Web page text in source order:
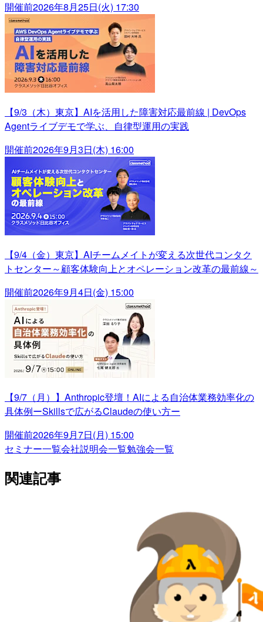
開催前2026年8月25日(火) 17:30
【9/3（木）東京】AIを活用した障害対応最前線 | DevOps
Agentライブデモで学ぶ、自律型運用の実践
開催前2026年9月3日(木) 16:00
【9/4（金）東京】AIチームメイトが変える次世代コンタク
トセンター～顧客体験向上とオペレーション改革の最前線～
開催前2026年9月4日(金) 15:00
【9/7（月）】Anthropic登壇！AIによる自治体業務効率化の
具体例ーSkillsで広がるClaudeの使い方ー
開催前2026年9月7日(月) 15:00
セミナー一覧会社説明会一覧勉強会一覧
関連記事